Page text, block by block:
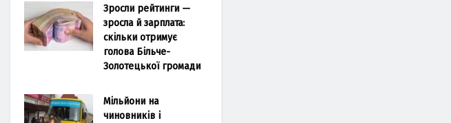
Зросли рейтинги —
зросла й зарплата:
скільки отримує
голова Більче-
Золотецької громади
Мільйони на
чиновників і